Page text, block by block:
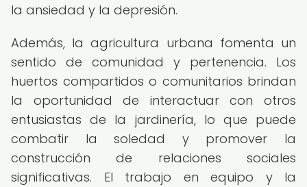
la ansiedad y la depresión.
Además, la agricultura urbana fomenta un
sentido de comunidad y pertenencia. Los
huertos compartidos o comunitarios brindan
la oportunidad de interactuar con otros
entusiastas de la jardinería, lo que puede
combatir la soledad y promover la
construcción de relaciones sociales
significativas. El trabajo en equipo y la